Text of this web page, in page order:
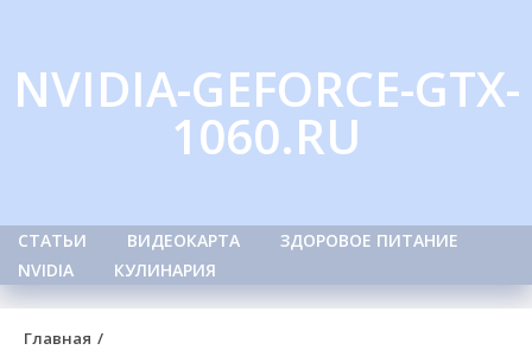
content
NVIDIA-GEFORCE-GTX-
1060.RU
СТАТЬИ ВИДЕОКАРТА
ЗДОРОВОЕ ПИТАНИЕ
NVIDIA
КУЛИНАРИЯ
Главная